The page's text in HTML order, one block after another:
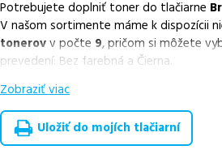
Potrebujete doplniť toner do tlačiarne
V našom sortimente máme k dispozícii
tonerovv počte 9, pričom si môžete
prevedení: Bez farebná a Čierna.
Z uvedeného množstva dostupných
výhodnejšie alternatívy, ktoré plne
Súčasťou tejto ponuky súoverené
medzi ktoré patríšpičková trieda
Zobraziť viac
Uložiť do mojích tlačiarní